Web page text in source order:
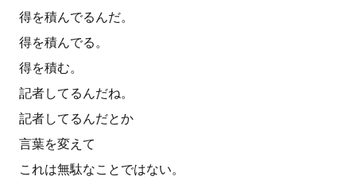
得を積んでるんだ。
得を積んでる。
得を積む。
記者してるんだね。
記者してるんだとか
言葉を変えて
これは無駄なことではない。